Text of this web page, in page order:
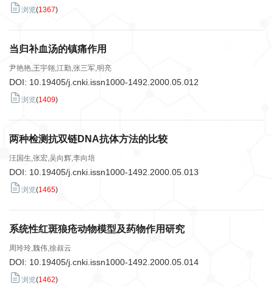
浏览(1367)
当归补血汤的镇痛作用
尹艳艳,王宇翎,江勤,张三军,明亮
DOI: 10.19405/j.cnki.issn1000-1492.2000.05.012
浏览(1409)
两种检测抗双链DNA抗体方法的比较
汪国生,张宏,吴向辉,李向培
DOI: 10.19405/j.cnki.issn1000-1492.2000.05.013
浏览(1465)
系统性红斑狼疮动物模型及药物作用研究
周玲玲,魏伟,徐叔云
DOI: 10.19405/j.cnki.issn1000-1492.2000.05.014
浏览(1462)